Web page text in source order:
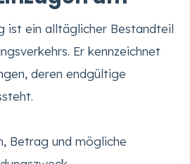
ist ein alltäglicher Bestandteil
Er kennzeichnet
deren endgültige
Betrag und mögliche